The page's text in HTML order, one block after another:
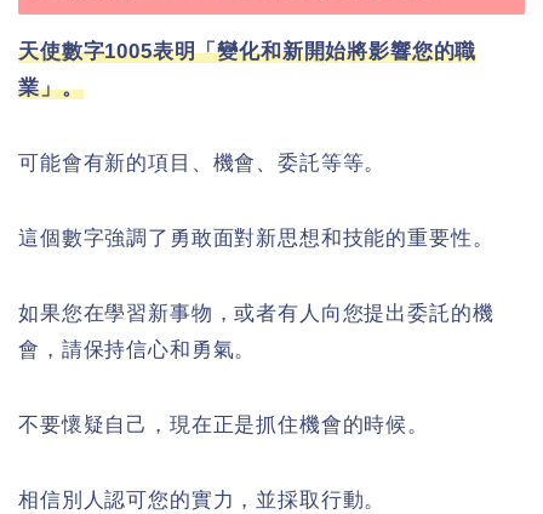
天使數字1005表明「變化和新開始將影響您的職
業」。
可能會有新的項目、機會、委託等等。
這個數字強調了勇敢面對新思想和技能的重要性。
如果您在學習新事物，或者有人向您提出委託的機
會，請保持信心和勇氣。
不要懷疑自己，現在正是抓住機會的時候。
相信別人認可您的實力，並採取行動。